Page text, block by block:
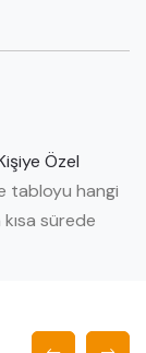
Özel
tabloyu hangi
sürede